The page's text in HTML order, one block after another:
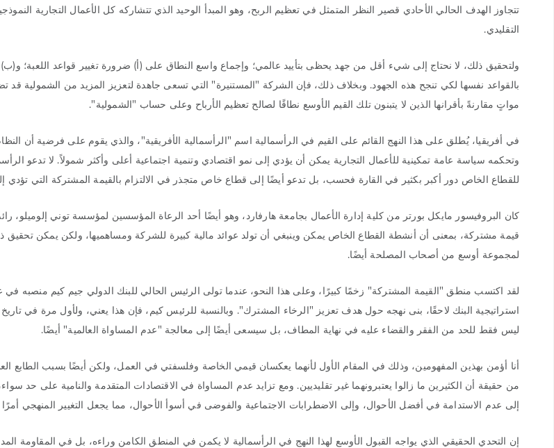
تتجاوز الهدف الحالي الأحادي قصير النظر المتمثل في تعظيم الربح، وهو المبدأ الوحيد الذي تتشاركه كل الأعمال التجارية
التقليدي.
ولتحقيق ذلك، لا نحتاج إلى شيء أقل من جهد يحظى بتأييد عالمي؛ وإجماع واسع النطاق على (أ) ضرورة تغيير قواعد اللعبة؛
بالقواعد نفسها لكي تنجح هذه الجهود. وبخلاف ذلك، فإن الشركة "المستنيرة" التي تسعى جاهدة لتعزيز المزيد من الشمولية
مواتٍ مقارنةً بأقرانها الذين لا يتبنون تلك القيم الأوسع نطاقًا لصالح تعظيم الأرباح وعلى حساب "الشمولية".
في أفريقيا، يُطلق على هذا النهج القائم على القيم في الرأسمالية اسم "الرأسمالية الأفريقية"، والذي يقوم على فرضية أن
وتحكمه سياسة عامة تمكينية للأعمال التجارية يمكن أن يؤدي إلى نمو اقتصادي وتنمية اجتماعية أعلى وأكثر شمولاً. لا تدعو
للقطاع الخاص دور أكبر بكثير في القارة فحسب، بل تدعو أيضًا إلى قطاع خاص متجذر في الالتزام بالقيمة المشتركة التي تؤدي
كان البروفيسور مايكل بورتر من كلية إدارة الأعمال بجامعة هارفارد، وهو أيضًا أحد الرعاة المؤسسين لمؤسسة توني إلوميلو،
قيمة مشتركة، بمعنى أن أنشطة القطاع الخاص يمكن وينبغي أن تولد عوائد مالية كبيرة للشركة ومساهميها، ولكن يمكن تحقيق
لمجموعة أوسع من أصحاب المصلحة أيضًا.
استراتيجية البنك لاحقًا، بنى نهجه حول هدف تعزيز "الرخاء المشترك". وبالنسبة للرئيس كيم، فإن هذا يعني، ولأول مرة في
ليس فقط للحد من الفقر والقضاء عليه في نهاية المطاف، بل سيسعى أيضًا إلى معالجة "عدم المساواة العالمية" أيضًا.
أنا أؤمن بهذين المفهومين، وذلك في المقام الأول لأنهما يعكسان قيمي الخاصة وفلسفتي في العمل، ولكن أيضًا بسبب الطابع
من حقيقة أن الكثيرين ما زالوا يعتبرونهما غير تقليديين. ومع تزايد عدم المساواة في الاقتصادات المتقدمة والنامية على حد
إلى عدم الاستدامة في أفضل الأحوال، وإلى الاضطرابات الاجتماعية والفوضى في أسوأ الأحوال، مما يجعل التغيير المنهجي أمرًا
إن التحدي الحقيقي الذي يواجه القبول الأوسع لهذا النهج في الرأسمالية لا يكمن في المنطق الكامن وراءه، بل في المقاومة